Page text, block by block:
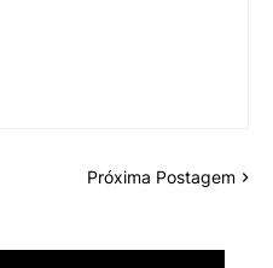
Próxima Postagem